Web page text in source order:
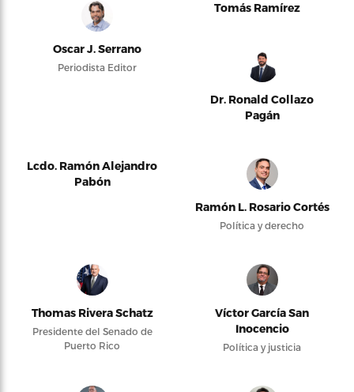
Oscar J. Serrano
Periodista Editor
Tomás Ramírez
Dr. Ronald Collazo
Pagán
Lcdo. Ramón Alejandro
Pabón
Ramón L. Rosario Cortés
Política y derecho
Thomas Rivera Schatz
Presidente del Senado de
Puerto Rico
Víctor García San
Inocencio
Política y justicia